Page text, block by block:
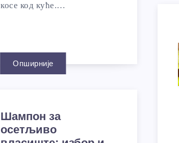
косе код куће.…
Опширније
Шампон за
осетљиво